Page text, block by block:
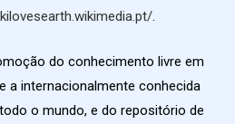
.
do conhecimento livre em
a internacionalmente conhecida
o mundo, e do repositório de